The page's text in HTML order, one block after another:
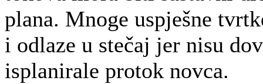
plana. Mnoge uspješne
i odlaze u stečaj jer nisu
isplanirale protok novca.